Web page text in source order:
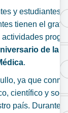
y estudiantes.
tienen el grato
de la
.
ya que
científico y
país. Durante